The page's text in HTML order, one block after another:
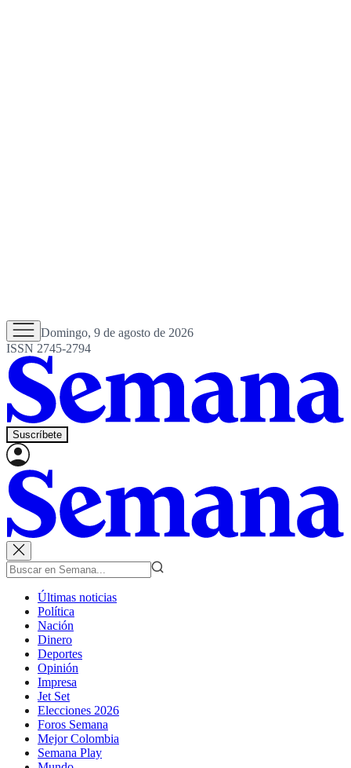
Domingo, 9 de agosto de 2026
ISSN 2745-2794
Suscríbete
Últimas noticias
Política
Nación
Dinero
Deportes
Opinión
Impresa
Jet Set
Elecciones 2026
Foros Semana
Mejor Colombia
Semana Play